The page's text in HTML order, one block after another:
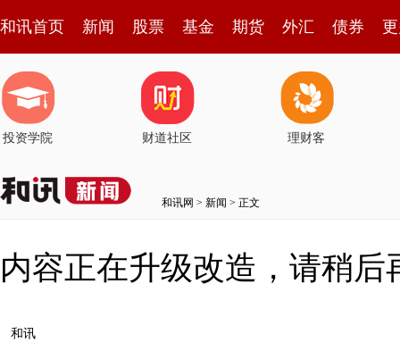
和讯首页 新闻 股票 基金 期货 外汇 债券
投资学院 财道社区 理财客
和讯网 > 新闻 > 正文
内容正在升级改造，请稍后
和讯